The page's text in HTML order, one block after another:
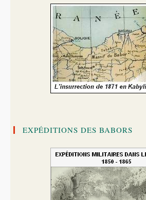
EXPÉDITIONS DES BABORS